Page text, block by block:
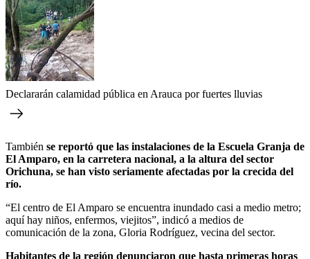
Declararán calamidad pública en Arauca por fuertes lluvias
También se reportó que las instalaciones de la Escuela Granja de
El Amparo, en la carretera nacional, a la altura del sector
Orichuna, se han visto seriamente afectadas por la crecida del
río.
“El centro de El Amparo se encuentra inundado casi a medio metro;
aquí hay niños, enfermos, viejitos”, indicó a medios de
comunicación de la zona, Gloria Rodríguez, vecina del sector.
Habitantes de la región denunciaron que hasta primeras horas